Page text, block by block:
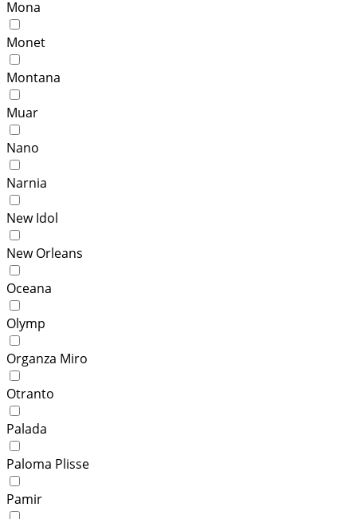
Mona
Monet
Montana
Muar
Nano
Narnia
New Idol
New Orleans
Oceana
Olymp
Organza Miro
Otranto
Palada
Paloma Plisse
Pamir